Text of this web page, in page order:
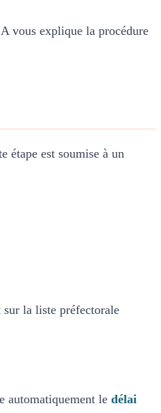
vous explique la procédure
est soumise à un
sur la liste préfectorale
automatiquement le délai